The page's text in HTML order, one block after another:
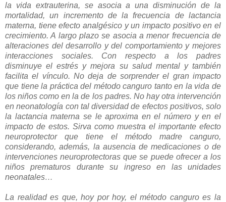
la vida extrauterina, se asocia a una disminución de la
mortalidad, un incremento de la frecuencia de lactancia
materna, tiene efecto analgésico y un impacto positivo en el
crecimiento. A largo plazo se asocia a menor frecuencia de
alteraciones del desarrollo y del comportamiento y mejores
interacciones sociales. Con respecto a los padres
disminuye el estrés y mejora su salud mental y también
facilita el vínculo. No deja de sorprender el gran impacto
que tiene la práctica del método canguro tanto en la vida de
los niños como en la de los padres. No hay otra intervención
en neonatología con tal diversidad de efectos positivos, solo
la lactancia materna se le aproxima en el número y en el
impacto de estos. Sirva como muestra el importante efecto
neuroprotector que tiene el método madre canguro,
considerando, además, la ausencia de medicaciones o de
intervenciones neuroprotectoras que se puede ofrecer a los
niños prematuros durante su ingreso en las unidades
neonatales…
La realidad es que, hoy por hoy, el método canguro es la